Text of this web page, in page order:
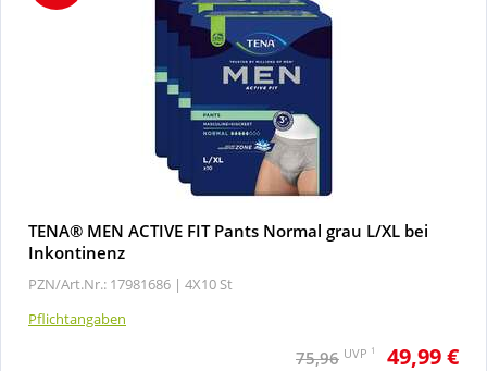
TENA® MEN ACTIVE FIT Pants Normal grau L/XL bei
Inkontinenz
PZN/Art.Nr.: 17981686 | 4X10 St
Pflichtangaben
75,96 UVP 1 49,99 €